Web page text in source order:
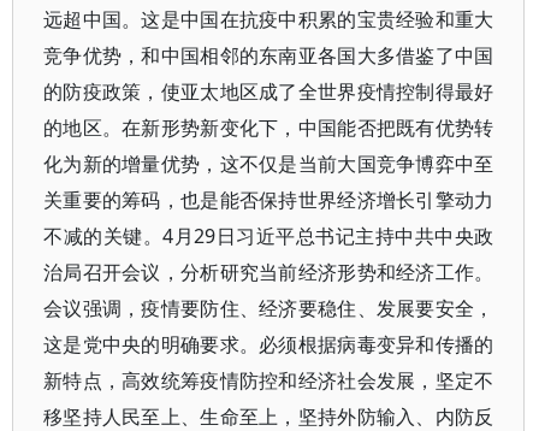
远超中国。这是中国在抗疫中积累的宝贵经验和重大
竞争优势，和中国相邻的东南亚各国大多借鉴了中国
的防疫政策，使亚太地区成了全世界疫情控制得最好
的地区。在新形势新变化下，中国能否把既有优势转
化为新的增量优势，这不仅是当前大国竞争博弈中至
关重要的筹码，也是能否保持世界经济增长引擎动力
不减的关键。4月29日习近平总书记主持中共中央政
治局召开会议，分析研究当前经济形势和经济工作。
会议强调，疫情要防住、经济要稳住、发展要安全，
这是党中央的明确要求。必须根据病毒变异和传播的
新特点，高效统筹疫情防控和经济社会发展，坚定不
移坚持人民至上、生命至上，坚持外防输入、内防反